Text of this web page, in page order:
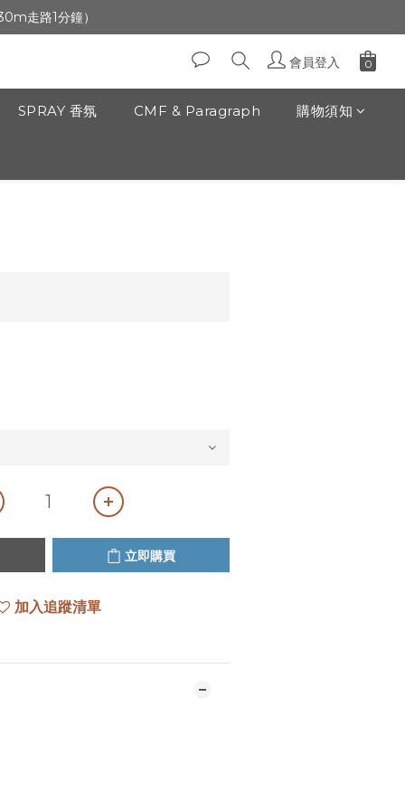
」收生日禮金
走路1分鐘）
收生日禮金
會員登入
SPRAY 香氛 CMF & Paragraph 購物須知
立即購買
加入追蹤清單